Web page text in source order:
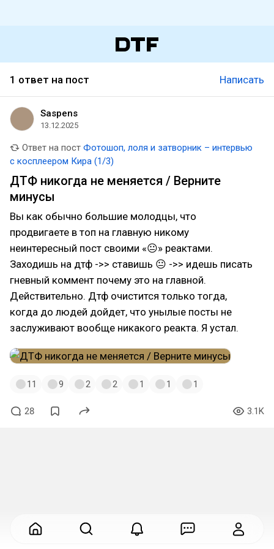
1 ответ на пост Написать
Saspens
13.12.2025
Ответ на пост Фотошоп, лоля и затворник – интервью
с косплеером Кира (1/3)
ДТФ никогда не меняется / Верните
минусы
Вы как обычно большие молодцы, что
продвигаете в топ на главную никому
неинтересный пост своими «😐» реактами.
Заходишь на дтф ->> ставишь 😐 ->> идешь писать
гневный коммент почему это на главной.
Действительно. Дтф очистится только тогда,
когда до людей дойдет, что унылые посты не
заслуживают вообще никакого реакта. Я устал.
11 9 2 2 1 1 1
28 3.1K